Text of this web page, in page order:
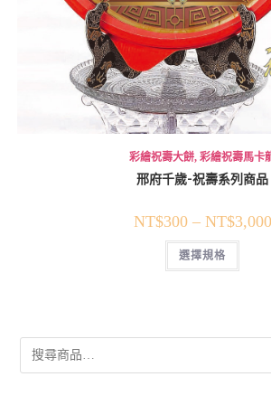
彩繪祝壽大餅, 彩繪祝壽馬卡
邢府千歲-祝壽系列商品
NT$300– NT$3,000
選擇規格